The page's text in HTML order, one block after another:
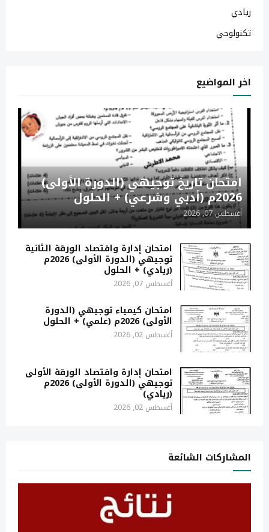
ريادي
تكنولوجي
اخر المواضيع
امتحان تاريخ توجيهي (الدورة الأولى)
2026م (أدبي وشرعي) + الحلول
أغسطس 07, 2026
امتحان إدارة واقتصاد الورقة الثانية
توجيهي (الدورة الأولى) 2026م
(ريادي) + الحلول
أغسطس 07, 2026
امتحان كيمياء توجيهي (الدورة
الأولى) 2026م (علمي) + الحلول
أغسطس 02, 2026
امتحان إدارة واقتصاد الورقة الأولى
توجيهي (الدورة الأولى) 2026م
(ريادي)
أغسطس 02, 2026
المشاركات الشائعة